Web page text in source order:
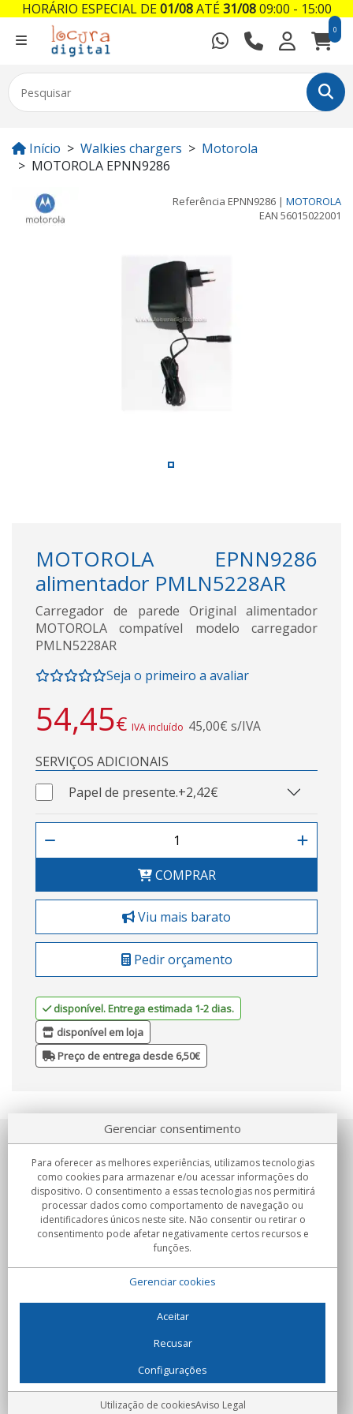
0
Início Walkies chargers
Motorola
MOTOROLA EPNN9286
Referência EPNN9286 | MOTOROLA
EAN 56015022001
MOTOROLA EPNN9286
alimentador PMLN5228AR
Carregador de parede Original alimentador
MOTOROLA compatível modelo carregador
PMLN5228AR
Seja o primeiro a avaliar
54,45€ IVA incluído 45,00€ s/IVA
SERVIÇOS ADICIONAIS
Papel de presente.+2,42€
COMPRAR
Viu mais barato
Pedir orçamento
disponível. Entrega estimada 1-2 dias.
disponível em loja
Preço de entrega desde 6,50€
Sobre nosotros
Compromissos
Compras
C/Flassaders, 13, Nave 6, 08130 Santa Perpètua de Mogoda
(Barcelona) - Espanha
Locura Digital - Todos os direitos reservados
Gerenciar consentimento
Para oferecer as melhores experiências, utilizamos tecnologias
como cookies para armazenar e/ou acessar informações do
dispositivo. O consentimento a essas tecnologias nos permitirá
processar dados como comportamento de navegação ou
identificadores únicos neste site. Não consentir ou retirar o
consentimento pode afetar negativamente certos recursos e
funções.
Gerenciar cookies
Aceitar
Recusar
Configurações
Utilização de cookiesAviso Legal
HORÁRIO ESPECIAL DE01/08ATÉ31/0809:00 - 15:00